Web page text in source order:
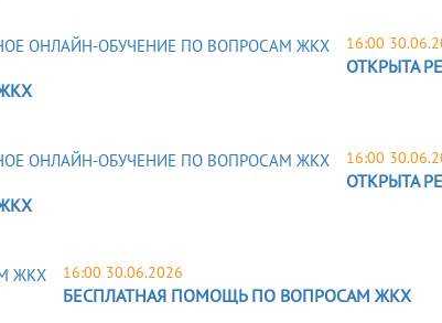
16:00
ОТКРЫТА
16:00
ОТКРЫТА
16:00 30.06.2026
БЕСПЛАТНАЯ ПОМОЩЬ ПО ВОПРОСАМ ЖКХ